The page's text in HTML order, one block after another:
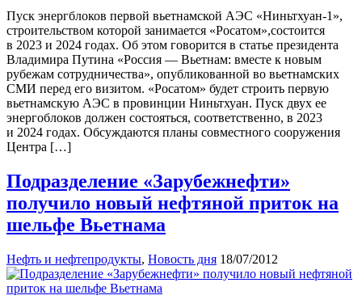
Пуск энергблоков первой вьетнамской АЭС «Ниньтхуан-1»,
строительством которой занимается «Росатом»,состоится
в 2023 и 2024 годах. Об этом говорится в статье президента
Владимира Путина «Россия — Вьетнам: вместе к новым
рубежам сотрудничества», опубликованной во вьетнамских
СМИ перед его визитом. «Росатом» будет строить первую
вьетнамскую АЭС в провинции Ниньтхуан. Пуск двух ее
энергоблоков должен состояться, соответственно, в 2023
и 2024 годах. Обсуждаются планы совместного сооружения
Центра […]
Подразделение «Зарубежнефти»
получило новый нефтяной приток на
шельфе Вьетнама
Нефть и нефтепродукты, Новость дня 18/07/2012